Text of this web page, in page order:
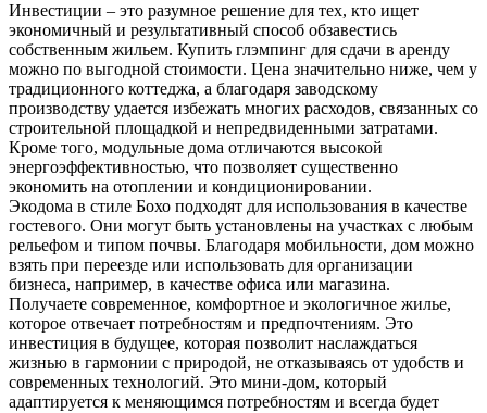
Инвестиции – это разумное решение для тех, кто ищет
экономичный и результативный способ обзавестись
собственным жильем. Купить глэмпинг для сдачи в аренду
можно по выгодной стоимости. Цена значительно ниже, чем у
традиционного коттеджа, а благодаря заводскому
производству удается избежать многих расходов, связанных со
строительной площадкой и непредвиденными затратами.
Кроме того, модульные дома отличаются высокой
энергоэффективностью, что позволяет существенно
экономить на отоплении и кондиционировании.
Экодома в стиле Бохо подходят для использования в качестве
гостевого. Они могут быть установлены на участках с любым
рельефом и типом почвы. Благодаря мобильности, дом можно
взять при переезде или использовать для организации
бизнеса, например, в качестве офиса или магазина.
Получаете современное, комфортное и экологичное жилье,
которое отвечает потребностям и предпочтениям. Это
инвестиция в будущее, которая позволит наслаждаться
жизнью в гармонии с природой, не отказываясь от удобств и
современных технологий. Это мини-дом, который
адаптируется к меняющимся потребностям и всегда будет